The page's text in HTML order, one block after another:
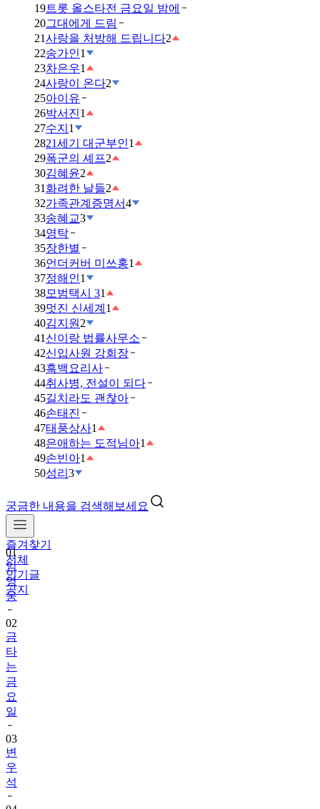
19트롯 올스타전 금요일 밤에
20그대에게 드림
21사랑을 처방해 드립니다2
22송가인1
23차은우1
24사랑이 온다2
25아이유
26박서진1
27수지 1
2821세기 대군부인1
29폭군의 셰프2
30김혜윤2
31 화려한 날들2
32가족관계증명서4
33송혜교3
34영탁
35장한별
36언더커버 미쓰홍1
37정해인1
38모범택시 31
39멋진 신세계 1
40김지원 2
41 신이랑 법률사무소
42신입사원 강회장
43흑백요리사
44취사병, 전설이 되다
45길치라도 괜찮아
46손태진
47태풍상사1
48은애하는 도적님아1
49손빈아1
50성리 3
궁금한 내용을 검색해보세요
즐겨찾기
전체
인기글
공지
01
임
영
웅
02
금
타
는
금
요
일
03
변
우
석